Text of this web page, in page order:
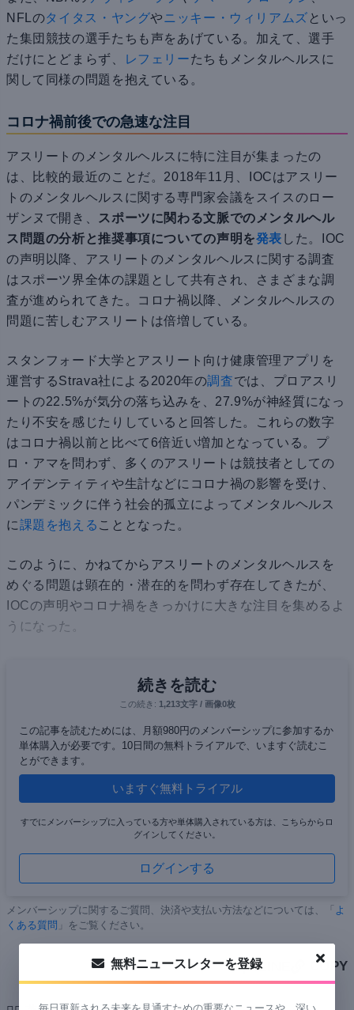
NFLのタイタス・ヤングや ニッキー・ウィリアムズ といっ
た集団競技の選手たちも声をあげている。加えて、選手
だけにとどまらず、
レフェリーたちもメンタルヘルスに
関して同様の問題を抱えている。
コロナ禍前後での急速な注目
アスリートのメンタルヘルスに特に注目が集まったの
は、比較的最近のことだ。2018年11月、IOCはアスリー
トのメンタルヘルスに関する専門家会議をスイスのロー
ザンヌで開き、 スポーツに関わる文脈でのメンタルヘル
ス問題の分析と推奨事項についての声明を発表 した。IOC
の声明以降、アスリートのメンタルヘルスに関する調査
はスポーツ界全体の課題として共有され、さまざまな調
査が進められてきた。コロナ禍以降、メンタルヘルスの
問題に苦しむアスリートは倍増している。
スタンフォード大学とアスリート向け健康管理アプリを
運営するStrava社による2020年の調査では、プロアスリ
ートの22.5%が気分の落ち込みを、27.9%が神経質になっ
たり不安を感じたりしていると回答した。これらの数字
はコロナ禍以前と比べて6倍近い増加となっている。プ
ロ・アマを問わず、多くのアスリートは競技者としての
アイデンティティや生計などにコロナ禍の影響を受け、
パンデミックに伴う社会的孤立によってメンタルヘルス
に課題を抱える こととなった。
このように、かねてからアスリートのメンタルヘルスを
めぐる問題は顕在的・潜在的を問わず存在してきたが、
IOCの声明やコロナ禍をきっかけに大きな注目を集めるよ
うになった。
続きを読む
この続き: 1,213文字 / 画像0枚
この記事を読むためには、月額980円のメンバーシップに参加するか
単体購入が必要です。10日間の無料トライアルで、いますぐ読むこ
とができます。
いますぐ無料トライアル
すでにメンバーシップに入っている方や単体購入されている方は、こちらからロ
グインしてください。
ログインする
メンバーシップに関するご質問、決済や支払い方法などについては、「 よ
くある質問
」をご覧ください。
XLINE COPY
無料ニュースレターを登録